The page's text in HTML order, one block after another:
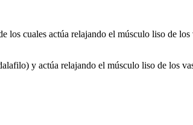
cuales actúa relajando el músculo liso de los
y actúa relajando el músculo liso de los